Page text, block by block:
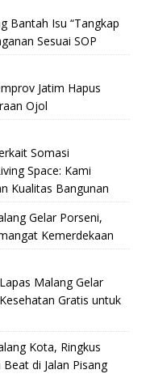
Bantah Isu “Tangkap
Sesuai SOP
Jatim Hapus
Ojol
Somasi
Space: Kami
Kualitas Bangunan
Gelar Porseni,
Kemerdekaan
Malang Gelar
Gratis untuk
Kota, Ringkus
di Jalan Pisang